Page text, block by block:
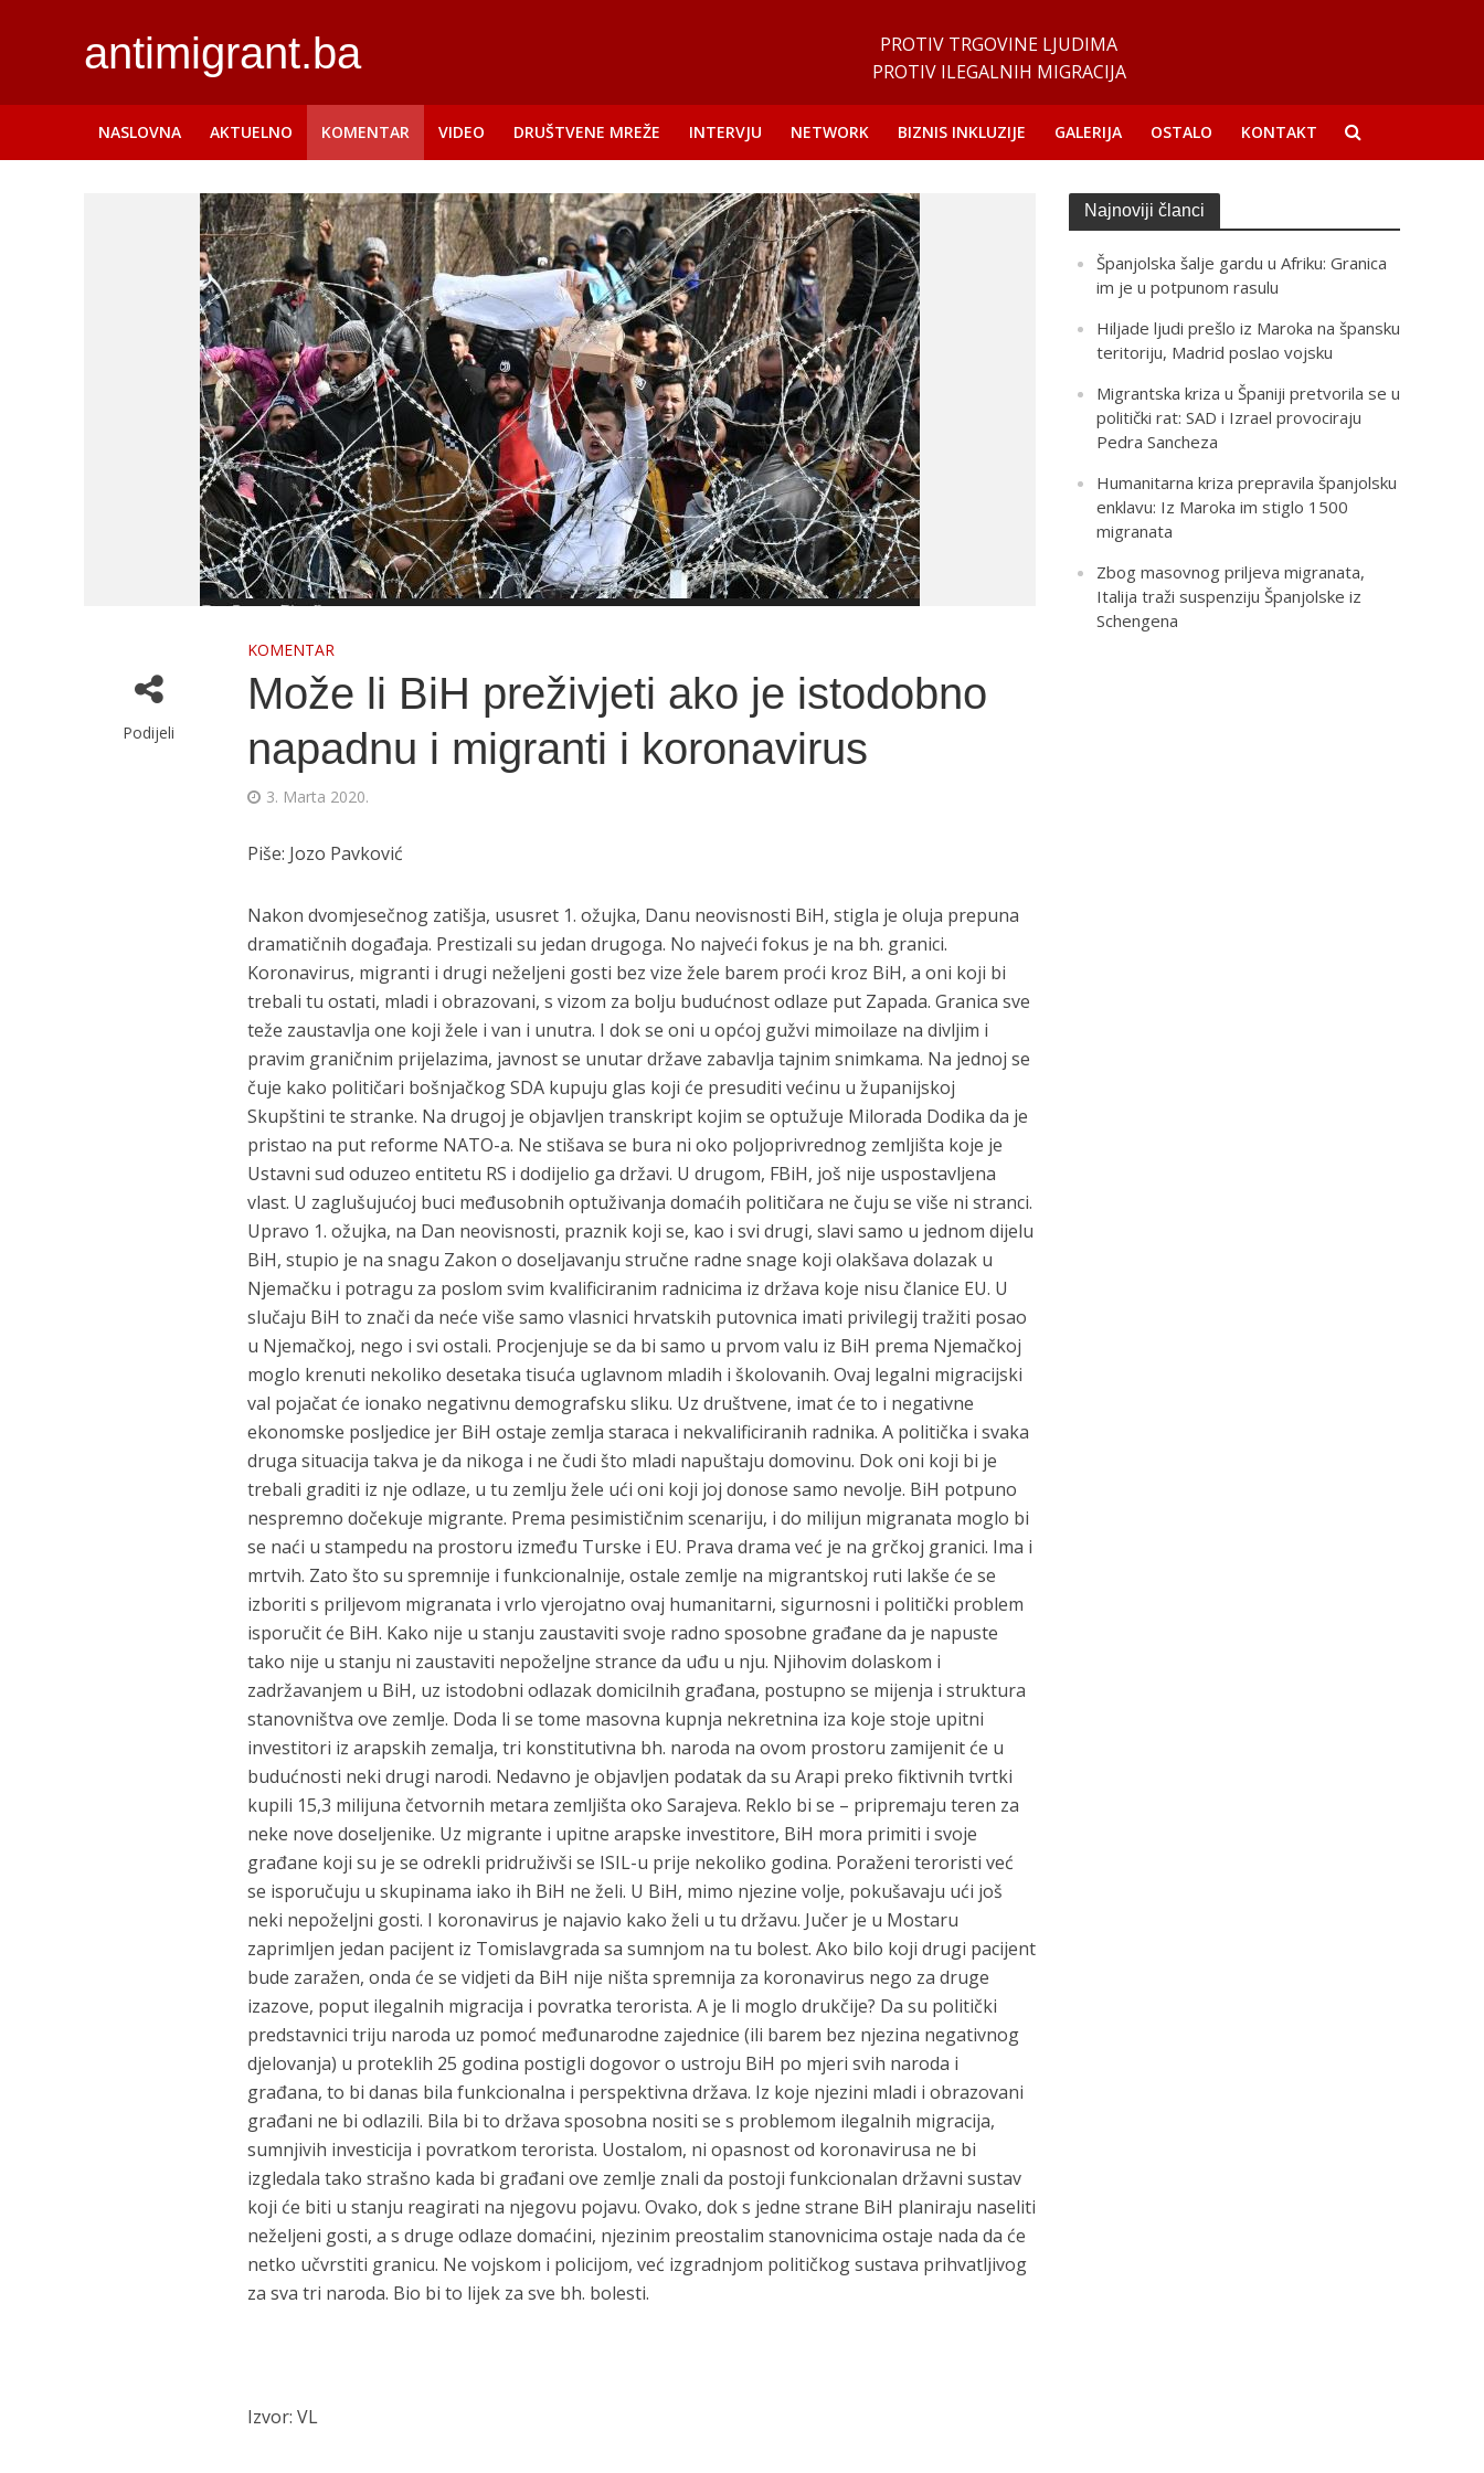
antimigrant.ba
PROTIV TRGOVINE LJUDIMA
PROTIV ILEGALNIH MIGRACIJA
NASLOVNA AKTUELNO KOMENTAR VIDEO DRUŠTVENE MREŽE INTERVJU NETWORK BIZNIS INKLUZIJE GALERIJA OSTALO KONTAKT
Podijeli
KOMENTAR
Može li BiH preživjeti ako je istodobno
napadnu i migranti i koronavirus
3. Marta 2020.
Piše: Jozo Pavković
Nakon dvomjesečnog zatišja, ususret 1. ožujka, Danu neovisnosti BiH, stigla je oluja prepuna
dramatičnih događaja. Prestizali su jedan drugoga. No najveći fokus je na bh. granici.
Koronavirus, migranti i drugi neželjeni gosti bez vize žele barem proći kroz BiH, a oni koji bi
trebali tu ostati, mladi i obrazovani, s vizom za bolju budućnost odlaze put Zapada. Granica sve
teže zaustavlja one koji žele i van i unutra. I dok se oni u općoj gužvi mimoilaze na divljim i
pravim graničnim prijelazima, javnost se unutar države zabavlja tajnim snimkama. Na jednoj se
čuje kako političari bošnjačkog SDA kupuju glas koji će presuditi većinu u županijskoj
Skupštini te stranke. Na drugoj je objavljen transkript kojim se optužuje Milorada Dodika da je
pristao na put reforme NATO-a. Ne stišava se bura ni oko poljoprivrednog zemljišta koje je
Ustavni sud oduzeo entitetu RS i dodijelio ga državi. U drugom, FBiH, još nije uspostavljena
vlast. U zaglušujućoj buci međusobnih optuživanja domaćih političara ne čuju se više ni stranci.
Upravo 1. ožujka, na Dan neovisnosti, praznik koji se, kao i svi drugi, slavi samo u jednom dijelu
BiH, stupio je na snagu Zakon o doseljavanju stručne radne snage koji olakšava dolazak u
Njemačku i potragu za poslom svim kvalificiranim radnicima iz država koje nisu članice EU. U
slučaju BiH to znači da neće više samo vlasnici hrvatskih putovnica imati privilegij tražiti posao
u Njemačkoj, nego i svi ostali. Procjenjuje se da bi samo u prvom valu iz BiH prema Njemačkoj
moglo krenuti nekoliko desetaka tisuća uglavnom mladih i školovanih. Ovaj legalni migracijski
val pojačat će ionako negativnu demografsku sliku. Uz društvene, imat će to i negativne
ekonomske posljedice jer BiH ostaje zemlja staraca i nekvalificiranih radnika. A politička i svaka
druga situacija takva je da nikoga i ne čudi što mladi napuštaju domovinu. Dok oni koji bi je
trebali graditi iz nje odlaze, u tu zemlju žele ući oni koji joj donose samo nevolje. BiH potpuno
nespremno dočekuje migrante. Prema pesimističnim scenariju, i do milijun migranata moglo bi
se naći u stampedu na prostoru između Turske i EU. Prava drama već je na grčkoj granici. Ima i
mrtvih. Zato što su spremnije i funkcionalnije, ostale zemlje na migrantskoj ruti lakše će se
izboriti s priljevom migranata i vrlo vjerojatno ovaj humanitarni, sigurnosni i politički problem
isporučit će BiH. Kako nije u stanju zaustaviti svoje radno sposobne građane da je napuste
tako nije u stanju ni zaustaviti nepoželjne strance da uđu u nju. Njihovim dolaskom i
zadržavanjem u BiH, uz istodobni odlazak domicilnih građana, postupno se mijenja i struktura
stanovništva ove zemlje. Doda li se tome masovna kupnja nekretnina iza koje stoje upitni
investitori iz arapskih zemalja, tri konstitutivna bh. naroda na ovom prostoru zamijenit će u
budućnosti neki drugi narodi. Nedavno je objavljen podatak da su Arapi preko fiktivnih tvrtki
kupili 15,3 milijuna četvornih metara zemljišta oko Sarajeva. Reklo bi se – pripremaju teren za
neke nove doseljenike. Uz migrante i upitne arapske investitore, BiH mora primiti i svoje
građane koji su je se odrekli pridruživši se ISIL-u prije nekoliko godina. Poraženi teroristi već
se isporučuju u skupinama iako ih BiH ne želi. U BiH, mimo njezine volje, pokušavaju ući još
neki nepoželjni gosti. I koronavirus je najavio kako želi u tu državu. Jučer je u Mostaru
zaprimljen jedan pacijent iz Tomislavgrada sa sumnjom na tu bolest. Ako bilo koji drugi pacijent
bude zaražen, onda će se vidjeti da BiH nije ništa spremnija za koronavirus nego za druge
izazove, poput ilegalnih migracija i povratka terorista. A je li moglo drukčije? Da su politički
predstavnici triju naroda uz pomoć međunarodne zajednice (ili barem bez njezina negativnog
djelovanja) u proteklih 25 godina postigli dogovor o ustroju BiH po mjeri svih naroda i
građana, to bi danas bila funkcionalna i perspektivna država. Iz koje njezini mladi i obrazovani
građani ne bi odlazili. Bila bi to država sposobna nositi se s problemom ilegalnih migracija,
sumnjivih investicija i povratkom terorista. Uostalom, ni opasnost od koronavirusa ne bi
izgledala tako strašno kada bi građani ove zemlje znali da postoji funkcionalan državni sustav
koji će biti u stanju reagirati na njegovu pojavu. Ovako, dok s jedne strane BiH planiraju naseliti
neželjeni gosti, a s druge odlaze domaćini, njezinim preostalim stanovnicima ostaje nada da će
netko učvrstiti granicu. Ne vojskom i policijom, već izgradnjom političkog sustava prihvatljivog
za sva tri naroda. Bio bi to lijek za sve bh. bolesti.
Izvor: VL
Najnoviji članci
Španjolska šalje gardu u Afriku: Granica
im je u potpunom rasulu
Hiljade ljudi prešlo iz Maroka na špansku
teritoriju, Madrid poslao vojsku
Migrantska kriza u Španiji pretvorila se u
politički rat: SAD i Izrael provociraju
Pedra Sancheza
Humanitarna kriza prepravila španjolsku
enklavu: Iz Maroka im stiglo 1500
migranata
Zbog masovnog priljeva migranata,
Italija traži suspenziju Španjolske iz
Schengena